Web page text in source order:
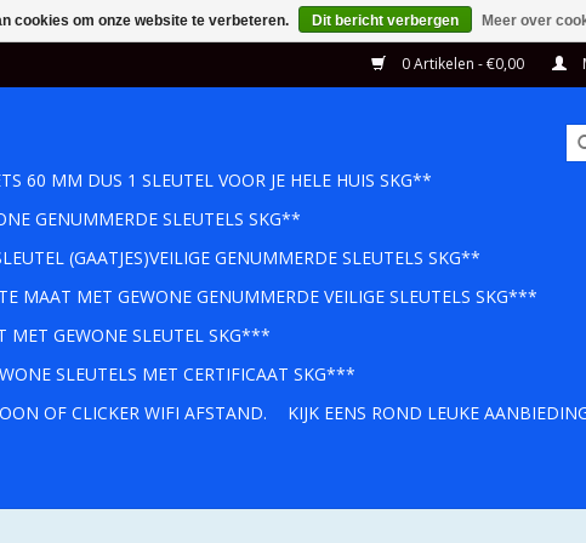
0 Artikelen - €0,00
60 MM DUS 1 SLEUTEL VOOR JE HELE HUIS SKG**
GENUMMERDE SLEUTELS SKG**
(GAATJES)VEILIGE GENUMMERDE SLEUTELS SKG**
MAAT MET GEWONE GENUMMERDE VEILIGE SLEUTELS SKG***
MET GEWONE SLEUTEL SKG***
SLEUTELS MET CERTIFICAAT SKG***
OF CLICKER WIFI AFSTAND.
KIJK EENS ROND LEUKE
cookies om onze website te verbeteren. Dit bericht verbergen Meer over